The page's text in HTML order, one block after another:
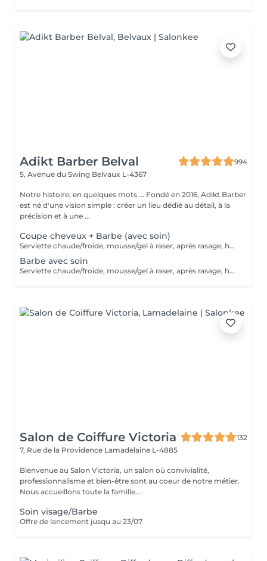
Adikt Barber Belval
994
5, Avenue du Swing Belvaux L-4367
Notre histoire, en quelques mots ... Fondé en 2016, Adikt Barber
est né d'une vision simple : créer un lieu dédié au détail, à la
précision et à une ...
Coupe cheveux + Barbe (avec soin)
Serviette chaude/froide, mousse/gel à raser, après rasage, huile/balm à barbe et wax/gel
Barbe avec soin
Serviette chaude/froide, mousse/gel à raser, après rasage, huile/balm à barbe et wax/gel
Salon de Coiffure Victoria
132
7, Rue de la Providence Lamadelaine L-4885
Bienvenue au Salon Victoria, un salon où convivialité,
professionnalisme et bien-être sont au coeur de notre métier.
Nous accueillons toute la famille...
Soin visage/Barbe
Offre de lancement jusqu au 23/07